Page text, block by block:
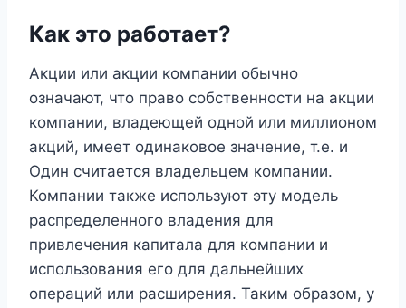
Как это работает?
Акции или акции компании обычно
означают, что право собственности на акции
компании, владеющей одной или миллионом
акций, имеет одинаковое значение, т.е. и
Один считается владельцем компании.
Компании также используют эту модель
распределенного владения для
привлечения капитала для компании и
использования его для дальнейших
операций или расширения. Таким образом, у